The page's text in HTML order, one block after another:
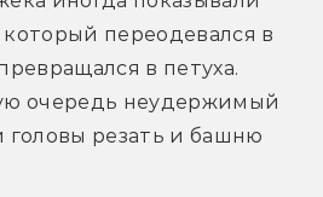
переодевался в
в петуха.
очередь неудержимый
головы резать и башню